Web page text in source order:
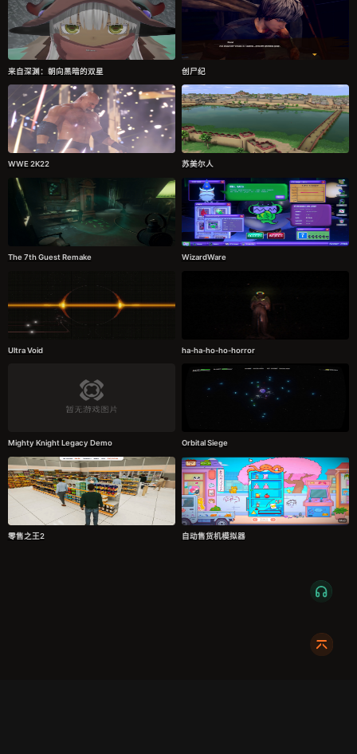
来自深渊：朝向黑暗的双星 创尸纪
WWE 2K22 苏美尔人
The 7th Guest Remake WizardWare
Ultra Void ha-ha-ho-ho-horror
Mighty Knight Legacy Demo Orbital Siege
零售之王2 自动售货机模拟器